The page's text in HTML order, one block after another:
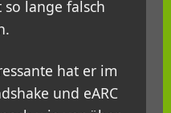
lange falsch
hat er im
und eARC